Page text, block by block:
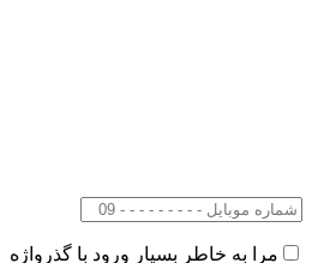
مرا به خاطر بسپار ورود با گذرواژه